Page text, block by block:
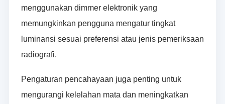
menggunakan dimmer elektronik yang
memungkinkan pengguna mengatur tingkat
luminansi sesuai preferensi atau jenis pemeriksaan
radiografi.
Pengaturan pencahayaan juga penting untuk
mengurangi kelelahan mata dan meningkatkan